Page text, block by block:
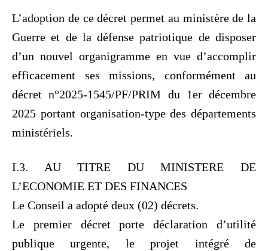
L’adoption de ce décret permet au ministère de la
Guerre et de la défense patriotique de disposer
d’un nouvel organigramme en vue d’accomplir
efficacement ses missions, conformément au
décret n°2025-1545/PF/PRIM du 1er décembre
2025 portant organisation-type des départements
ministériels.
I.3. AU TITRE DU MINISTERE DE
L’ECONOMIE ET DES FINANCES
Le Conseil a adopté deux (02) décrets.
Le premier décret porte déclaration d’utilité
publique urgente, le projet intégré de